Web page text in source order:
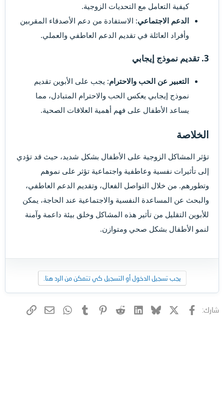
كيفية التعامل مع التحديات الزوجية.
الدعم الاجتماعي: الاستفادة من دعم الأصدقاء المقربين
وأفراد العائلة في تقديم الدعم العاطفي والعملي.
3. تقديم نموذج إيجابي​
التعبير عن الحب والاحترام: يجب على الأبوين تقديم
نموذج إيجابي يعكس الحب والاحترام المتبادل، مما
يساعد الأطفال على فهم أهمية العلاقات الصحية.
الخلاصة​
تؤثر المشاكل الزوجية على الأطفال بشكل شديد، حيث قد تؤدي
إلى تأثيرات نفسية وعاطفية واجتماعية تؤثر على نموهم
وتطورهم. من خلال التواصل الفعال، وتقديم الدعم العاطفي،
والبحث عن المساعدة النفسية والاجتماعية عند الحاجة، يمكن
للأبوين التقليل من تأثير هذه المشاكل وخلق بيئة داعمة وآمنة
لنمو الأطفال بشكل صحي ومتوازن.
يجب تسجيل الدخول أو التسجيل كي تتمكن من الرد هنا.
شارك: فيسبوك X (Twitter)
Bluesky
LinkedIn
Reddit
Pinterest
Tumblr
WhatsApp
البريد